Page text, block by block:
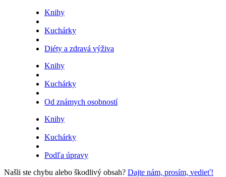
Knihy
Kuchárky
Diéty a zdravá výživa
Knihy
Kuchárky
Od známych osobností
Knihy
Kuchárky
Podľa úpravy
Našli ste chybu alebo škodlivý obsah? Dajte nám, prosím, vedieť!